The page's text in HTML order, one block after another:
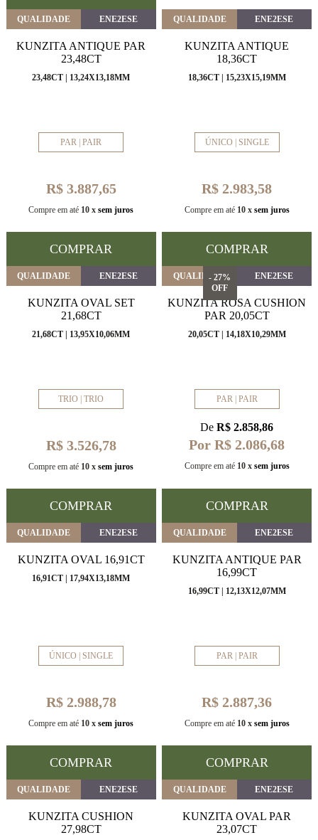
QUALIDADE ENE2ESE
KUNZITA ANTIQUE PAR
23,48CT
23,48CT | 13,24X13,18MM
PAR | PAIR
R$ 3.887,65
Compre em até 10 x sem juros
COMPRAR
QUALIDADE ENE2ESE
KUNZITA ANTIQUE
18,36CT
18,36CT | 15,23X15,19MM
ÚNICO | SINGLE
R$ 2.983,58
Compre em até 10 x sem juros
COMPRAR
QUALIDADE ENE2ESE
KUNZITA OVAL SET
21,68CT
21,68CT | 13,95X10,06MM
TRIO | TRIO
R$ 3.526,78
Compre em até 10 x sem juros
COMPRAR
- 27%
OFF
QUALIDADE ENE2ESE
KUNZITA ROSA CUSHION
PAR 20,05CT
20,05CT | 14,18X10,29MM
PAR | PAIR
DeR$ 2.858,86
Por R$ 2.086,68
Compre em até 10 x sem juros
COMPRAR
QUALIDADE ENE2ESE
KUNZITA OVAL 16,91CT
16,91CT | 17,94X13,18MM
ÚNICO | SINGLE
R$ 2.988,78
Compre em até 10 x sem juros
COMPRAR
QUALIDADE ENE2ESE
KUNZITA ANTIQUE PAR
16,99CT
16,99CT | 12,13X12,07MM
PAR | PAIR
R$ 2.887,36
Compre em até 10 x sem juros
COMPRAR
QUALIDADE ENE2ESE
KUNZITA CUSHION
27,98CT
QUALIDADE ENE2ESE
KUNZITA OVAL PAR
23,07CT